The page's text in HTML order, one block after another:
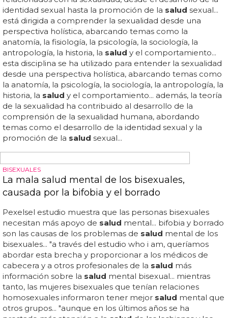
¿Cuánto tiempo tarda un hombre sin tener
relaciones sexuales?
Dependiendo de la edad,saludy necesidades
personales, el tiempo puede variar enormemente... en
españa, el tiempo que un hombre puede pasar sin tener
relaciones sexuales depende de muchos factores
diferentes... en estos casos, es posible que el hombre
impulsos sexuales, como meditación, yoga u otros
ejercicios... los hombres jóvenes generalmente pueden
pasar más tiempo sin tener relaciones sexuales que los
hombres mayores... por el contrario, si es sedentario,
puede tener dificultades para resistir la tentación... si un
hombre tiene una buenasalud, puede pasar mucho
más tiempo sin tener relaciones sexuales... por último, el
estilo de vida de un hombre también puede influir en
cuánto tiempo puede pasar sin tener relaciones
sexuales...